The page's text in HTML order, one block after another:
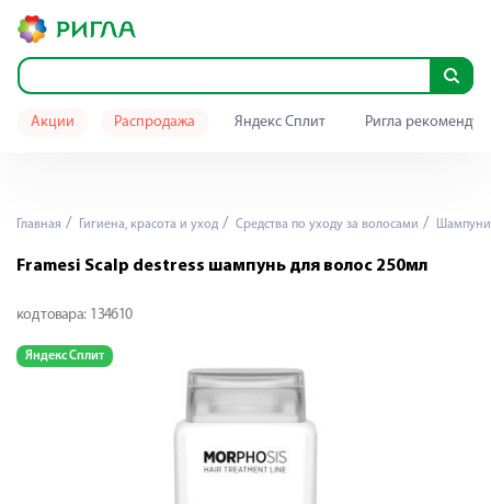
Акции Распродажа Яндекс Сплит Ригла
Главная Гигиена, красота и уход Средства по уходу за волосами Шампуни
Framesi Scalp destress шампунь для волос 250мл
код товара: 134610
Яндекс Сплит